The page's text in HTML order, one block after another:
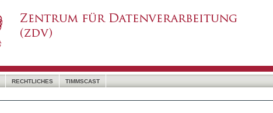
RECHTLICHES
TIMMSCAST